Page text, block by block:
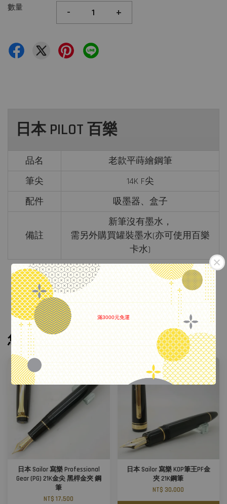
滿3000元免運
數量 - +
日本 PILOT 百樂
品名
老款平蒔繪鋼筆
筆尖
14K F尖
配件
吸墨器、盒子
備註
新筆沒有墨水，
需另外購買罐裝墨水(亦可使用百樂
卡水)
您可能也喜歡
日本 Sailor 寫樂 Professional
Gear (PG) 21K金尖 黑桿金夾 鋼
筆
NT$ 17,500
日本 Sailor 寫樂 KOP筆王PF金
夾 21K鋼筆
NT$ 30,000